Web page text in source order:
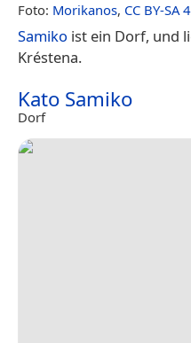
Foto: Morikanos, CC BY-SA
Samiko ist ein Dorf, und
Kréstena.
Kato Samiko
Dorf